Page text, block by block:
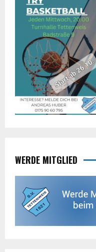
WERDE MITGLIED